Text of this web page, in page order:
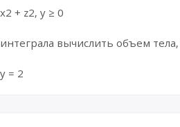
+ z2, y ≥ 0
вычислить объем
= 2